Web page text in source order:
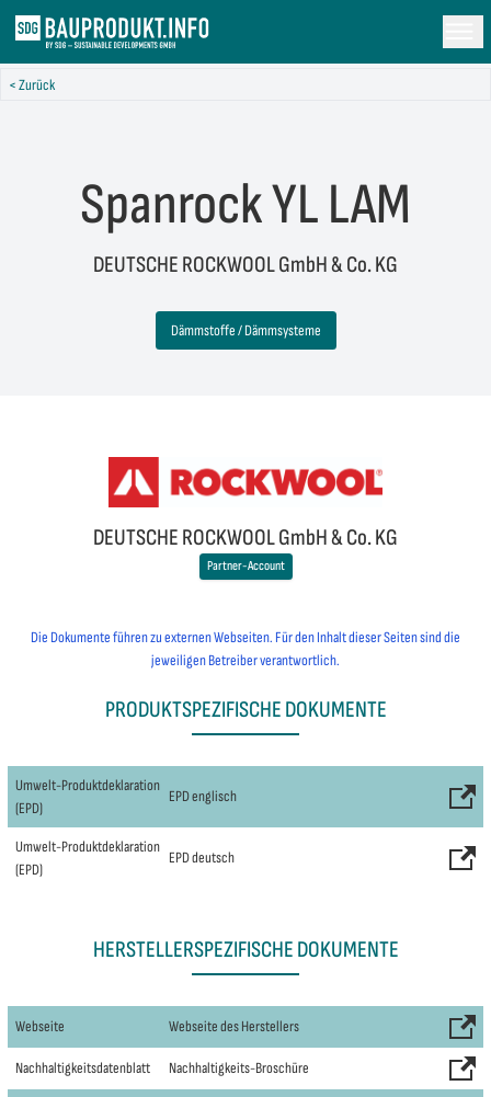
< Zurück
Spanrock YL LAM
DEUTSCHE ROCKWOOL GmbH & Co. KG
Dämmstoffe / Dämmsysteme
DEUTSCHE ROCKWOOL GmbH & Co. KG
Partner-Account
Die Dokumente führen zu externen Webseiten. Für den Inhalt dieser Seiten sind die
jeweiligen Betreiber verantwortlich.
PRODUKTSPEZIFISCHE DOKUMENTE
Umwelt-Produktdeklaration
(EPD)
EPD englisch
Umwelt-Produktdeklaration
(EPD)
EPD deutsch
HERSTELLERSPEZIFISCHE DOKUMENTE
Webseite Webseite des Herstellers
Nachhaltigkeitsdatenblatt Nachhaltigkeits-Broschüre